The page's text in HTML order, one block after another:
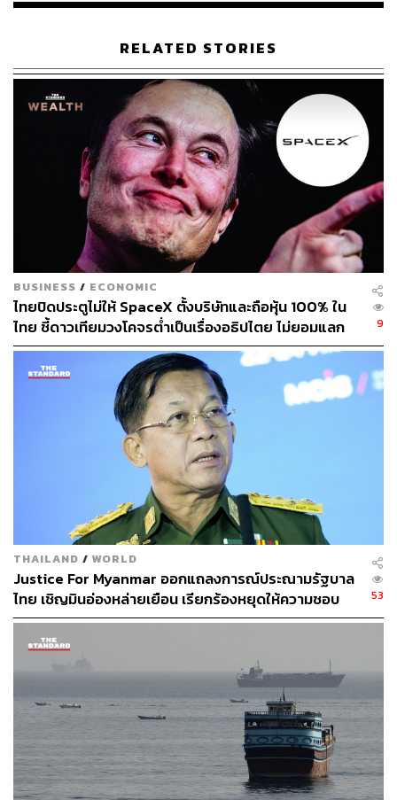
ประเมินผลงานแบงก์ชาติ พาเศรษฐกิจไทย Smooth
ผศ.ดร.พงศ์ศักดิ์ ยังมีความเห็นสอดคล้องกับ ธปท. โดยมองว่า
อัตราดอกเบี้ยนโยบายที่ทาง กนง. ได้คงไว้ที่ 2.5% ตั้งแต่เดือน
กันยาของปี 2566 เป็นอัตราดอกเบี้ยที่เหมาะสม ถือว่าอยู่ใน
ระดับปกติ (Neutral Rate) พร้อมทั้งประเมินว่า ธปท. พา
เศรษฐกิจไทยฟื้นตัวได้โดยไม่สะดุด (Smooth Takeoff) ได้
ทั้งนี้ ในช่วงหลังจากมาตรการจำกัดการระบาดของโควิด
ต่างๆ เริ่มหมดไป เศรษฐพุฒิ สุทธิวาทนฤพุฒิ ผู้ว่าการ
ธนาคารแห่งประเทศไทย (ธปท.) ระบุว่า โจทย์หลักของ
เศรษฐกิจไทยคือ Smooth Takeoff หรือการฟื้นตัวได้โดยไม่
สะดุด
“โจทย์ของกลุ่มประเทศพัฒนาแล้วคือทำให้เศรษฐกิจ Soft
Landing แต่โจทย์ของไทยคือ Smooth Takeoff เนื่องจาก
บริบทเศรษฐกิจไทยในปัจจุบันมีความแตกต่างจากในสหรัฐฯ
และยุโรป ที่เศรษฐกิจฟื้นตัวรุนแรง ทำให้โจทย์ของธนาคาร
กลางในประเทศเหล่านั้นคือ การเร่งขึ้นดอกเบี้ยเพื่อสกัด
เงินเฟ้อ ขณะที่เศรษฐกิจไทยยังอยู่ในช่วงฟื้นตัว” เศรษฐพุฒิ
สามารถติดตาม THE STANDARD WEALTH
ผ่านแอปพลิเคชันต่างๆ ที่คุณสะดวกหรือใช้งานอยู่แล้วได้เลย
TAGS: เศรษฐกิจไทย USA
ธนาคารแห่งประเทศไทย
ธนาคารกลางสหรัฐฯ (Fed)
ดอกเบี้ย
WEALTH IN DEPTH
Smooth Takeoff
RELATED STORIES
BUSINESS / ECONOMIC
ไทยปิดประตูไม่ให้ SpaceX ตั้งบริษัทและถือหุ้น 100% ใน
ไทย ชี้ดาวเทียมวงโคจรต่ำเป็นเรื่องอธิปไตย ไม่ยอมแลก
ในโต๊ะเจรจาการค้า
9
THAILAND / WORLD
Justice For Myanmar ออกแถลงการณ์ประณามรัฐบาล
ไทย เชิญมินอ่องหล่ายเยือน เรียกร้องหยุดให้ความชอบ
ธรรมรัฐบาลทหาร
53